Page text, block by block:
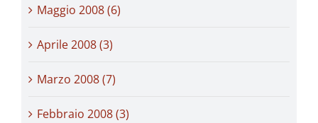
Maggio 2008 (6)
Aprile 2008 (3)
Marzo 2008 (7)
Febbraio 2008 (3)